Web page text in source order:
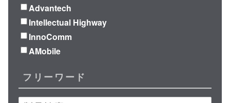
Advantech
Intellectual Highway
InnoComm
AMobile
フリーワード